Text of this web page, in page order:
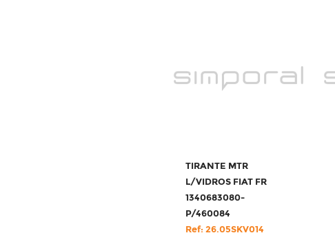
TIRANTE MTR
L/VIDROS FIAT FR
1340683080-
P/460084
Ref: 26.05SKV014